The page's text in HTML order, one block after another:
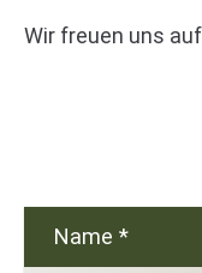
Wir freuen uns
Name *